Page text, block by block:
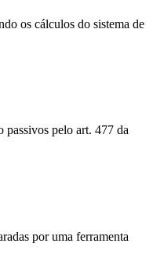
os cálculos do sistema de
passivos pelo art. 477 da
por uma ferramenta